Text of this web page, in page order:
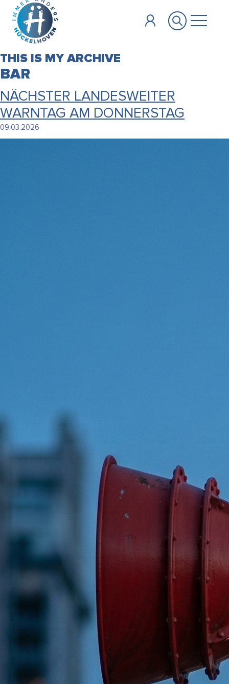
Zum Hauptinhalt springen
THIS IS MY ARCHIVE
BAR
NÄCHSTER LANDESWEITER
WARNTAG AM DONNERSTAG
09.03.2026